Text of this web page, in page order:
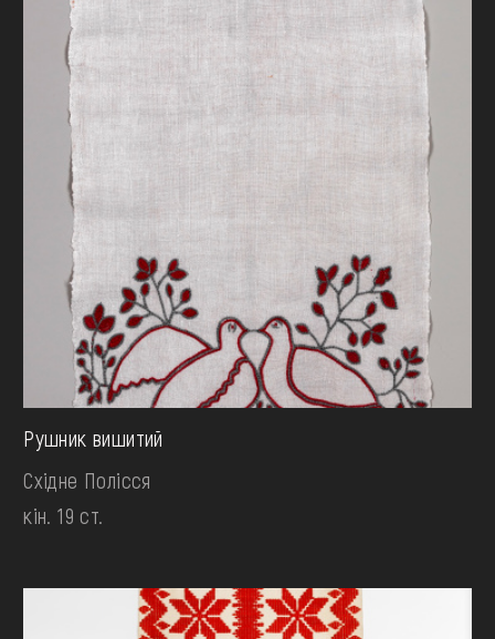
Рушник вишитий
Східне Полісся
кін. 19 ст.